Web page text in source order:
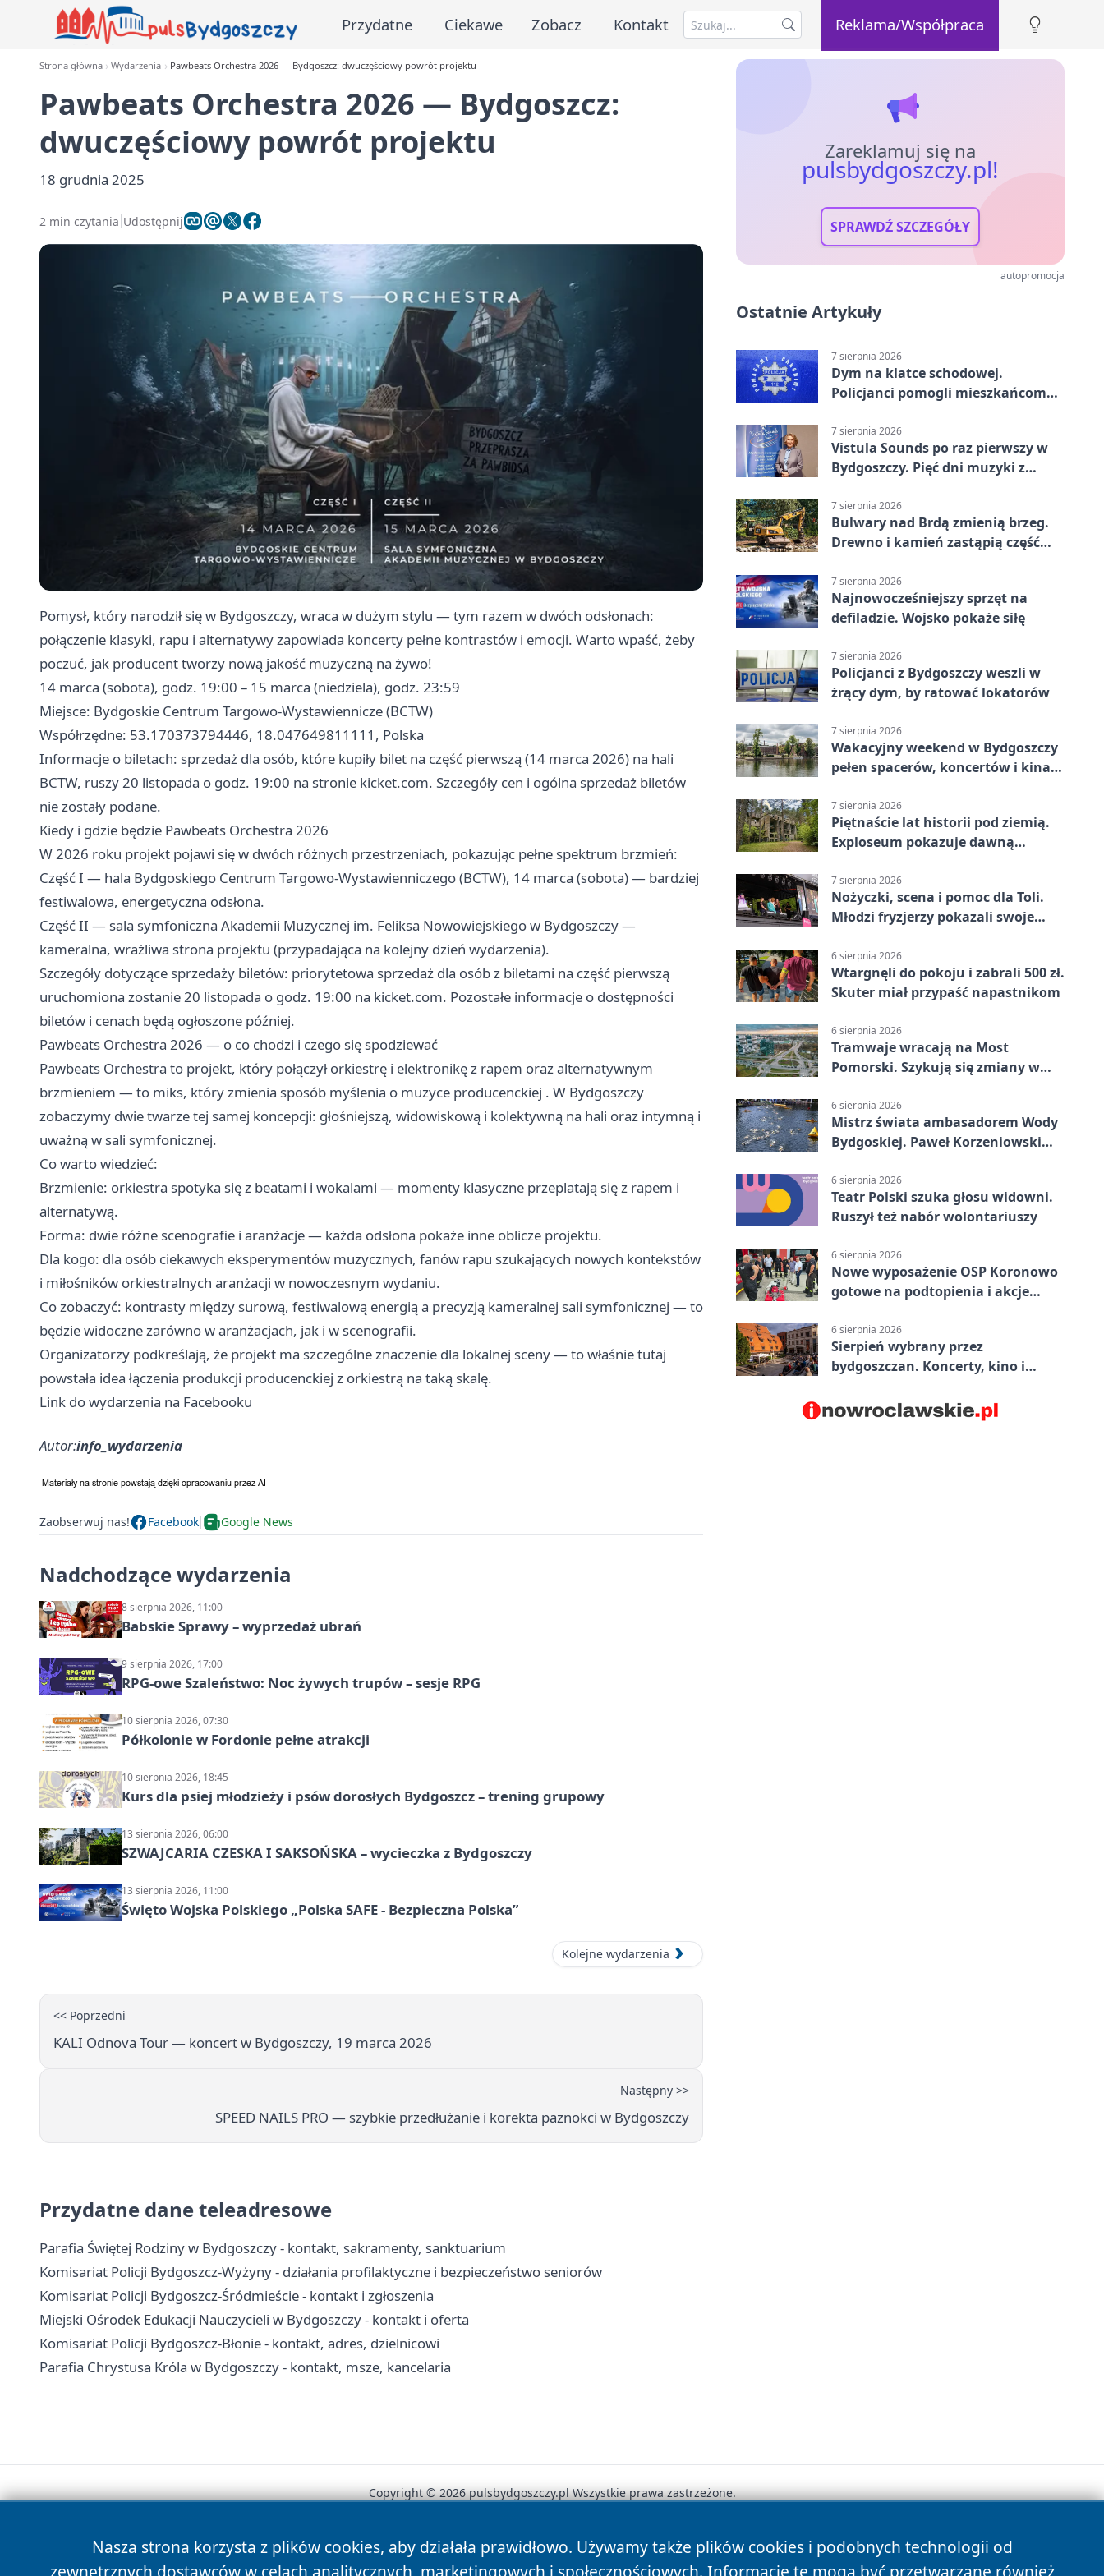
Przydatne Ciekawe Zobacz Kontakt Reklama/Współpraca
Strona główna Wydarzenia Pawbeats Orchestra 2026 — Bydgoszcz: dwuczęściowy powrót projektu
Pawbeats Orchestra 2026 — Bydgoszcz:
dwuczęściowy powrót projektu
18 grudnia 2025
2 min czytania Udostępnij
Pomysł, który narodził się w Bydgoszczy, wraca w dużym stylu — tym razem w dwóch odsłonach:
połączenie klasyki, rapu i alternatywy zapowiada koncerty pełne kontrastów i emocji. Warto wpaść, żeby
poczuć, jak producent tworzy nową jakość muzyczną na żywo!
14 marca (sobota), godz. 19:00 – 15 marca (niedziela), godz. 23:59
Miejsce: Bydgoskie Centrum Targowo-Wystawiennicze (BCTW)
Współrzędne: 53.170373794446, 18.047649811111, Polska
Informacje o biletach: sprzedaż dla osób, które kupiły bilet na część pierwszą (14 marca 2026) na hali
BCTW, ruszy 20 listopada o godz. 19:00 na stronie kicket.com. Szczegóły cen i ogólna sprzedaż biletów
nie zostały podane.
Kiedy i gdzie będzie Pawbeats Orchestra 2026
W 2026 roku projekt pojawi się w dwóch różnych przestrzeniach, pokazując pełne spektrum brzmień:
Część I — hala Bydgoskiego Centrum Targowo-Wystawienniczego (BCTW), 14 marca (sobota) — bardziej
festiwalowa, energetyczna odsłona.
Część II — sala symfoniczna Akademii Muzycznej im. Feliksa Nowowiejskiego w Bydgoszczy —
kameralna, wrażliwa strona projektu (przypadająca na kolejny dzień wydarzenia).
Szczegóły dotyczące sprzedaży biletów: priorytetowa sprzedaż dla osób z biletami na część pierwszą
uruchomiona zostanie 20 listopada o godz. 19:00 na kicket.com. Pozostałe informacje o dostępności
biletów i cenach będą ogłoszone później.
Pawbeats Orchestra 2026 — o co chodzi i czego się spodziewać
Pawbeats Orchestra to projekt, który połączył orkiestrę i elektronikę z rapem oraz alternatywnym
brzmieniem — to miks, który zmienia sposób myślenia o muzyce producenckiej . W Bydgoszczy
zobaczymy dwie twarze tej samej koncepcji: głośniejszą, widowiskową i kolektywną na hali oraz intymną i
uważną w sali symfonicznej.
Co warto wiedzieć:
Brzmienie: orkiestra spotyka się z beatami i wokalami — momenty klasyczne przeplatają się z rapem i
alternatywą.
Forma: dwie różne scenografie i aranżacje — każda odsłona pokaże inne oblicze projektu.
Dla kogo: dla osób ciekawych eksperymentów muzycznych, fanów rapu szukających nowych kontekstów
i miłośników orkiestralnych aranżacji w nowoczesnym wydaniu.
Co zobaczyć: kontrasty między surową, festiwalową energią a precyzją kameralnej sali symfonicznej — to
będzie widoczne zarówno w aranżacjach, jak i w scenografii.
Organizatorzy podkreślają, że projekt ma szczególne znaczenie dla lokalnej sceny — to właśnie tutaj
powstała idea łączenia produkcji producenckiej z orkiestrą na taką skalę.
Link do wydarzenia na Facebooku
Autor:info_wydarzenia
Zaobserwuj nas! Facebook Google News
Nadchodzące wydarzenia
8 sierpnia 2026, 11:00
Babskie Sprawy – wyprzedaż ubrań
9 sierpnia 2026, 17:00
RPG-owe Szaleństwo: Noc żywych trupów – sesje RPG
10 sierpnia 2026, 07:30
Półkolonie w Fordonie pełne atrakcji
10 sierpnia 2026, 18:45
Kurs dla psiej młodzieży i psów dorosłych Bydgoszcz – trening grupowy
13 sierpnia 2026, 06:00
SZWAJCARIA CZESKA I SAKSOŃSKA – wycieczka z Bydgoszczy
13 sierpnia 2026, 11:00
Święto Wojska Polskiego „Polska SAFE - Bezpieczna Polska”
Kolejne wydarzenia
<< Poprzedni
KALI Odnova Tour — koncert w Bydgoszczy, 19 marca 2026
Następny >>
SPEED NAILS PRO — szybkie przedłużanie i korekta paznokci w Bydgoszczy
Przydatne dane teleadresowe
Parafia Świętej Rodziny w Bydgoszczy - kontakt, sakramenty, sanktuarium
Komisariat Policji Bydgoszcz-Wyżyny - działania profilaktyczne i bezpieczeństwo seniorów
Komisariat Policji Bydgoszcz-Śródmieście - kontakt i zgłoszenia
Miejski Ośrodek Edukacji Nauczycieli w Bydgoszczy - kontakt i oferta
Komisariat Policji Bydgoszcz-Błonie - kontakt, adres, dzielnicowi
Parafia Chrystusa Króla w Bydgoszczy - kontakt, msze, kancelaria
Zareklamuj się na
pulsbydgoszczy.pl!
SPRAWDŹ SZCZEGÓŁY
autopromocja
Ostatnie Artykuły
7 sierpnia 2026
Dym na klatce schodowej.
Policjanci pomogli mieszkańcom
7 sierpnia 2026
Vistula Sounds po raz pierwszy w
Bydgoszczy. Pięć dni muzyki z
7 sierpnia 2026
Bulwary nad Brdą zmienią brzeg.
Drewno i kamień zastąpią część
7 sierpnia 2026
Najnowocześniejszy sprzęt na
defiladzie. Wojsko pokaże siłę
7 sierpnia 2026
Policjanci z Bydgoszczy weszli w
żrący dym, by ratować lokatorów
7 sierpnia 2026
Wakacyjny weekend w Bydgoszczy
pełen spacerów, koncertów i kina
7 sierpnia 2026
Piętnaście lat historii pod ziemią.
Exploseum pokazuje dawną
7 sierpnia 2026
Nożyczki, scena i pomoc dla Toli.
Młodzi fryzjerzy pokazali swoje
6 sierpnia 2026
Wtargnęli do pokoju i zabrali 500 zł.
Skuter miał przypaść napastnikom
6 sierpnia 2026
Tramwaje wracają na Most
Pomorski. Szykują się zmiany w
6 sierpnia 2026
Mistrz świata ambasadorem Wody
Bydgoskiej. Paweł Korzeniowski
6 sierpnia 2026
Teatr Polski szuka głosu widowni.
Ruszył też nabór wolontariuszy
6 sierpnia 2026
Nowe wyposażenie OSP Koronowo
gotowe na podtopienia i akcje
6 sierpnia 2026
Sierpień wybrany przez
bydgoszczan. Koncerty, kino i
Nasza strona korzysta z plików cookies, aby działała prawidłowo. Używamy także plików cookies i podobnych technologii od
zewnętrznych dostawców w celach analitycznych, marketingowych i społecznościowych. Informacje te mogą być przetwarzane również
Copyright © 2026 pulsbydgoszczy.pl Wszystkie prawa zastrzeżone.
News Autorzy Polityka Prywatności Polityka Cookies